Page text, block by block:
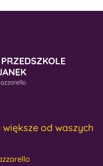
od waszych